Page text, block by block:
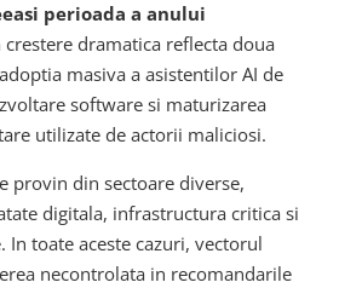
perioada a anului
crestere dramatica reflecta doua
masiva a asistentilor AI de
software si maturizarea
utilizate de actorii maliciosi.
provin din sectoare diverse,
digitala, infrastructura critica si
In toate aceste cazuri, vectorul
necontrolata in recomandarile